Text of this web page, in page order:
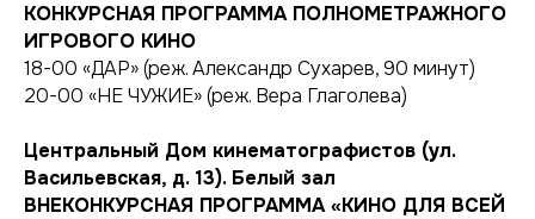
КОНКУРСНАЯ ПРОГРАММА ПОЛНОМЕТРАЖНОГО
ИГРОВОГО КИНО
18-00 «ДАР» (реж. Александр Сухарев, 90 минут)
20-00 «НЕ ЧУЖИЕ» (реж. Вера Глаголева)
Центральный Дом кинематографистов (ул.
Васильевская, д. 13). Белый зал
ВНЕКОНКУРСНАЯ ПРОГРАММА «КИНО ДЛЯ ВСЕЙ